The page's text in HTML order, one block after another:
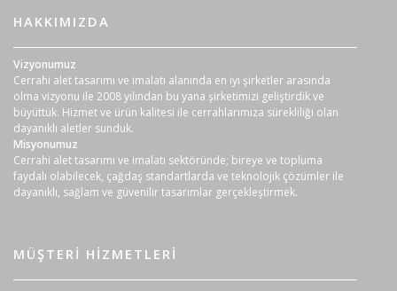
HAKKIMIZDA
Vizyonumuz
Cerrahi alet tasarımı ve imalatı alanında en iyi şirketler arasında
olma vizyonu ile 2008 yılından bu yana şirketimizi geliştirdik ve
büyüttük. Hizmet ve ürün kalitesi ile cerrahlarımıza sürekliliği olan
dayanıklı aletler sunduk.
Misyonumuz
Cerrahi alet tasarımı ve imalatı sektöründe; bireye ve topluma
faydalı olabilecek, çağdaş standartlarda ve teknolojik çözümler ile
dayanıklı, sağlam ve güvenilir tasarımlar gerçekleştirmek.
MÜŞTERI HIZMETLERI